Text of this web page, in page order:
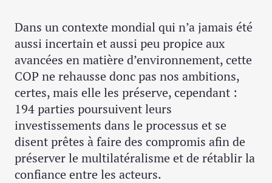
Dans un contexte mondial qui n’a jamais été
aussi incertain et aussi peu propice aux
avancées en matière d’environnement, cette
COP ne rehausse donc pas nos ambitions,
certes, mais elle les préserve, cependant :
194 parties poursuivent leurs
investissements dans le processus et se
disent prêtes à faire des compromis afin de
préserver le multilatéralisme et de rétablir la
confiance entre les acteurs.